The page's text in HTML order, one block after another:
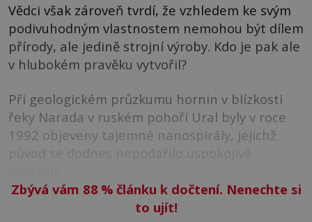
Vědci však zároveň tvrdí, že vzhledem ke svým
podivuhodným vlastnostem nemohou být dílem
přírody, ale jedině strojní výroby. Kdo je pak ale
v hlubokém pravěku vytvořil?
Při geologickém průzkumu hornin v blízkosti
řeky Narada v ruském pohoří Ural byly v roce
1992 objeveny tajemné nanospirály, jejichž
původ se dodnes nepodařilo uspokojivě
Zbývá vám 88 %článku k dočtení. Nenechte si
to ujít!